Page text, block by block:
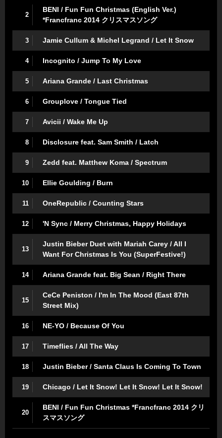
2
BENI / Fun Fun Christmas (English Ver.)
*Francfranc 2014 クリスマスソング
3 Jamie Cullum & Michel Legrand / Let It Snow
4 Incognito / Jump To My Love
5 Ariana Grande / Last Christmas
6 Grouplove / Tongue Tied
7 Avicii / Wake Me Up
8 Disclosure feat. Sam Smith / Latch
9 Zedd feat. Matthew Koma / Spectrum
10 Ellie Goulding / Burn
11 OneRepublic / Counting Stars
12 'N Sync / Merry Christmas, Happy Holidays
13
Justin Bieber Duet with Mariah Carey / All I
Want For Christmas Is You (SuperFestive!)
14 Ariana Grande feat. Big Sean / Right There
15
CeCe Peniston / I'm In The Mood (East 87th
Street Mix)
16 NE-YO / Because Of You
17 Timeflies / All The Way
18 Justin Bieber / Santa Claus Is Coming To Town
19 Chicago / Let It Snow! Let It Snow! Let It Snow!
20
BENI / Fun Fun Christmas *Francfranc 2014 クリ
スマスソング